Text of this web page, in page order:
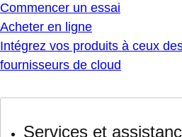
Commencer un essai
Acheter en ligne
Intégrez vos produits à ceux
fournisseurs de cloud
Services et